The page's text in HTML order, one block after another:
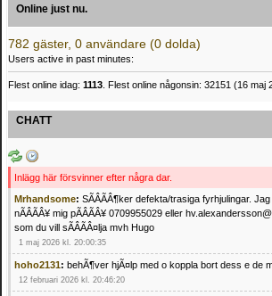
Online just nu.
782 gäster, 0 användare (0 dolda)
Users active in past minutes:
Flest online idag: 1113. Flest online någonsin: 32151 (16 maj
CHATT
Inlägg här försvinner efter några dar.
Mrhandsome: SÃÂÃÂ¶ker defekta/trasiga fyrhjulingar.
nÃÂÃÂ¥ mig pÃÂÃÂ¥ 0709955029 eller
som du vill sÃÂÃÂ¤lja mvh Hugo
1 maj 2026 kl. 20:00:35
hoho2131: behÃ¶ver hjÃ¤lp med o koppla bort dess e de
12 februari 2026 kl. 20:46:20